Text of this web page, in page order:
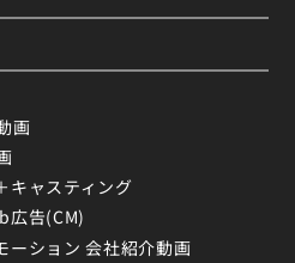
画
キャスティング
広告(CM)
ーション 会社紹介動画